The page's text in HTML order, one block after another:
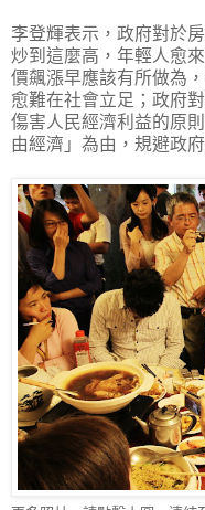
李登輝表示，政府對於
炒到這麼高，年輕人愈
價飆漲早應該有所做為
愈難在社會立足；政府
傷害人民經濟利益的原
由經濟」為由，規避政